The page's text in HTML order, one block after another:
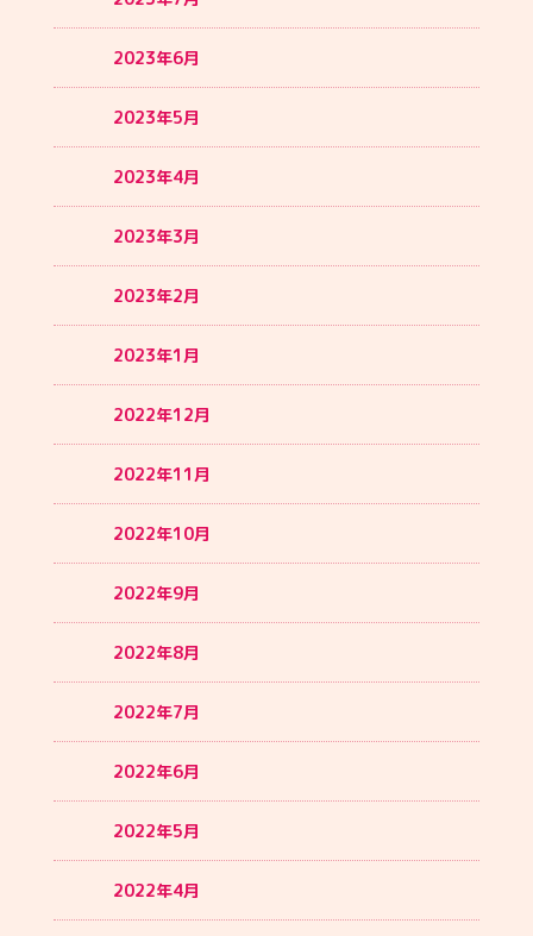
2023年6月
2023年5月
2023年4月
2023年3月
2023年2月
2023年1月
2022年12月
2022年11月
2022年10月
2022年9月
2022年8月
2022年7月
2022年6月
2022年5月
2022年4月